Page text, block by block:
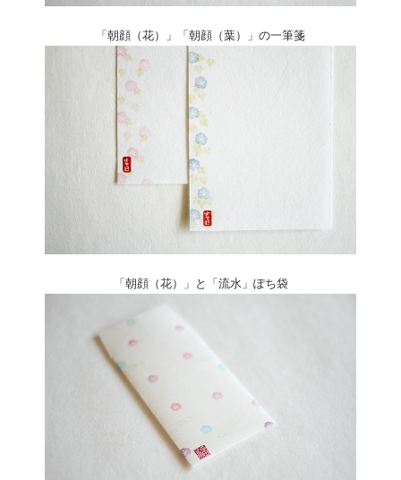
「朝顔（花）」「朝顔（葉）」の一筆箋
「朝顔（花）」と「流水」ぽち袋